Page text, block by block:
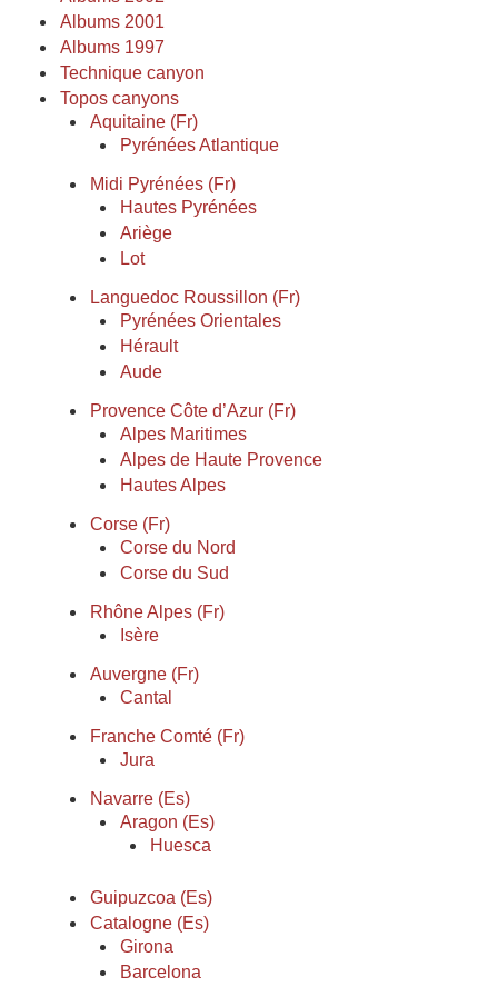
Albums 2001
Albums 1997
Technique canyon
Topos canyons
Aquitaine (Fr)
Pyrénées Atlantique
Midi Pyrénées (Fr)
Hautes Pyrénées
Ariège
Lot
Languedoc Roussillon (Fr)
Pyrénées Orientales
Hérault
Aude
Provence Côte d’Azur (Fr)
Alpes Maritimes
Alpes de Haute Provence
Hautes Alpes
Corse (Fr)
Corse du Nord
Corse du Sud
Rhône Alpes (Fr)
Isère
Auvergne (Fr)
Cantal
Franche Comté (Fr)
Jura
Navarre (Es)
Aragon (Es)
Huesca
Guipuzcoa (Es)
Catalogne (Es)
Girona
Barcelona